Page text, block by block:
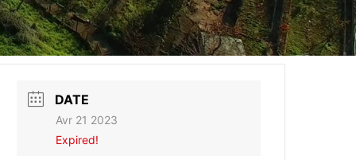
DATE
Avr 21 2023
Expired!